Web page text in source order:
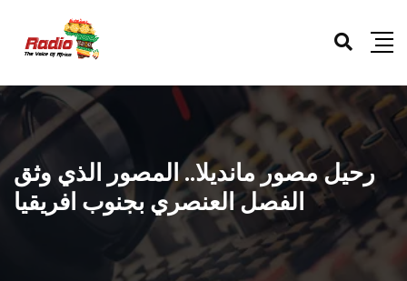
رحيل مصور مانديلا.. المصور الذي وثق
الفصل العنصري بجنوب افريقيا